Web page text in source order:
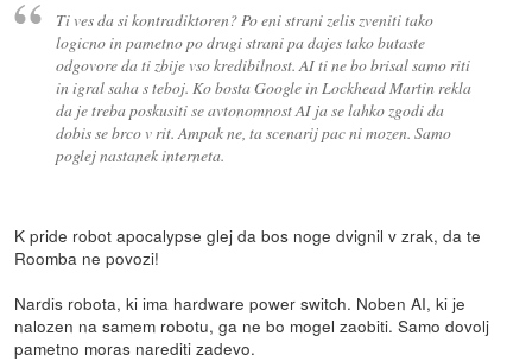
Ti ves da si kontradiktoren? Po eni strani zelis zveniti tako
logicno in pametno po drugi strani pa dajes tako butaste
odgovore da ti zbije vso kredibilnost. AI ti ne bo brisal samo riti
in igral saha s teboj. Ko bosta Google in Lockhead Martin rekla
da je treba poskusiti se avtonomnost AI ja se lahko zgodi da
dobis se brco v rit. Ampak ne, ta scenarij pac ni mozen. Samo
poglej nastanek interneta.
K pride robot apocalypse glej da bos noge dvignil v zrak, da te
Roomba ne povozi!
Nardis robota, ki ima hardware power switch. Noben AI, ki je
nalozen na samem robotu, ga ne bo mogel zaobiti. Samo dovolj
pametno moras narediti zadevo.